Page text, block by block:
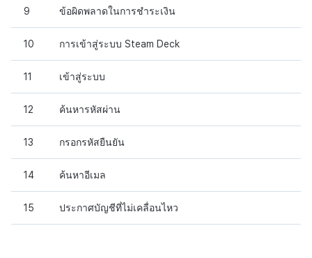
9 ข้อผิดพลาดในการชำระเงิน
10 การเข้าสู่ระบบ Steam Deck
11 เข้าสู่ระบบ
12 ค้นหารหัสผ่าน
13 กรอกรหัสยืนยัน
14 ค้นหาอีเมล
15 ประกาศบัญชีที่ไม่เคลื่อนไหว